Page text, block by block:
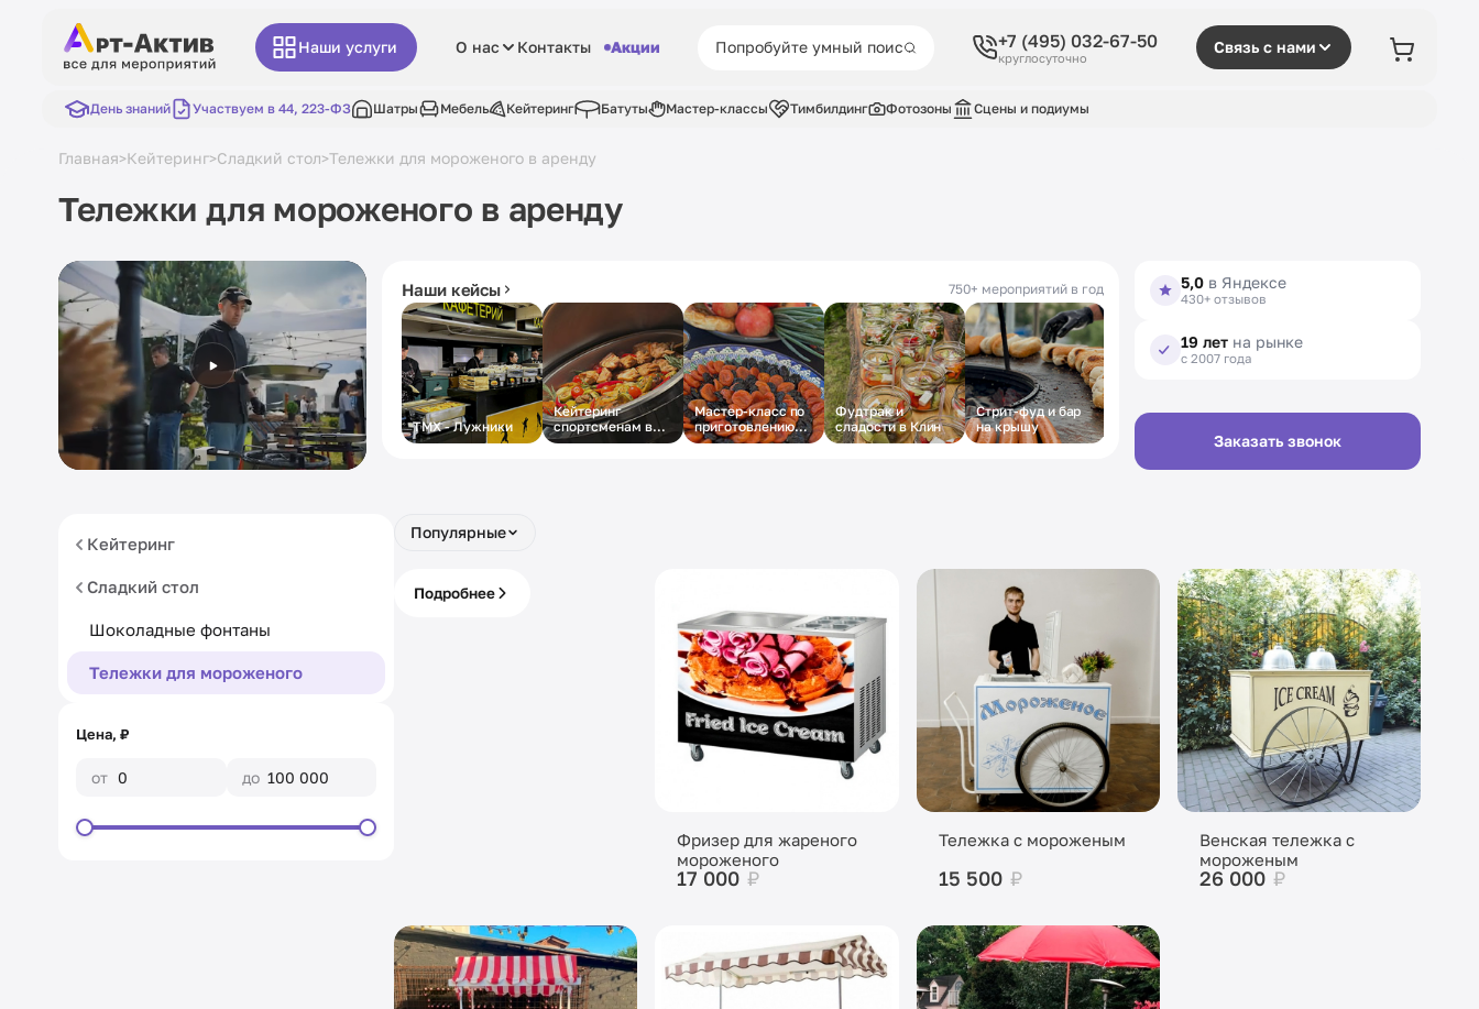
Наши услуги О нас Контакты Акции +7 (495) 032-67-50
круглосуточно
Связь с нами
День знаний Участвуем в 44, 223-ФЗ Шатры Мебель Кейтеринг Батуты Мастер-классы Тимбилдинг Фотозоны Сцены и подиумы
Главная>Кейтеринг>Сладкий стол>Тележки для мороженого в аренду
Тележки для мороженого в аренду
Наши кейсы 750+ мероприятий в год
ТМХ - Лужники
Кейтеринг
спортсменам в
Лужниках
Мастер-класс по
приготовлению
плова
Фудтрак и
сладости в Клин
Стрит-фуд и бар
на крышу
Фуршет на
открытие
выставки в музее
5,0 в Яндексе
430+ отзывов
19 лет на рынке
с 2007 года
Заказать звонок
Кейтеринг
Сладкий стол
Шоколадные фонтаны
Тележки для мороженого
Цена, ₽
от до
Популярные
Питание с
Подробнее
Фризер для жареного
мороженого
17 000 ₽
Тележка с мороженым
15 500 ₽
Венская тележка с
мороженым
26 000 ₽